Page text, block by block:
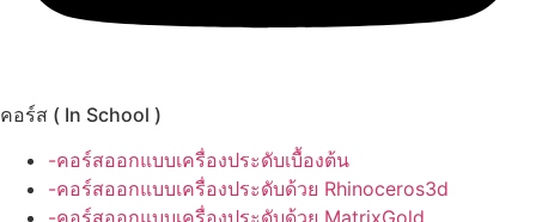
คอร์ส ( In School )
-คอร์สออกแบบเครื่องประดับเบื้องต้น
-คอร์สออกแบบเครื่องประดับด้วย Rhinoceros3d
-คอร์สออกแบบเครื่องประดับด้วย MatrixGold